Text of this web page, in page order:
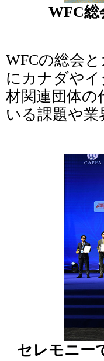
WFC総
WFCの総会
にカナダや
材関連団体の
いる課題や
セレモニー